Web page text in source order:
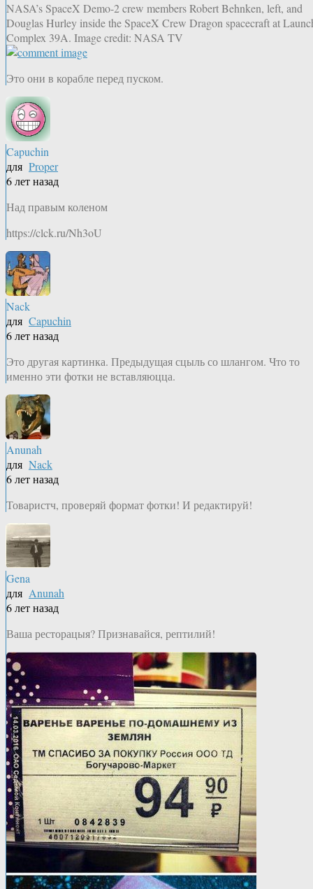
NASA’s SpaceX Demo-2 crew members Robert Behnken, left, and
Douglas Hurley inside the SpaceX Crew Dragon spacecraft at
Complex 39A. Image credit: NASA TV
Это они в корабле перед пуском.
Capuchin
для Proper
6 лет назад
Над правым коленом
https://clck.ru/Nh3oU
Nack
для Capuchin
6 лет назад
Это другая картинка. Предыдущая сцыль со шлангом. Что то
именно эти фотки не вставляюцца.
Anunah
для Nack
6 лет назад
Товаристч, проверяй формат фотки! И редактируй!
Gena
для Anunah
6 лет назад
Ваша ресторацыя? Признавайся, рептилий!